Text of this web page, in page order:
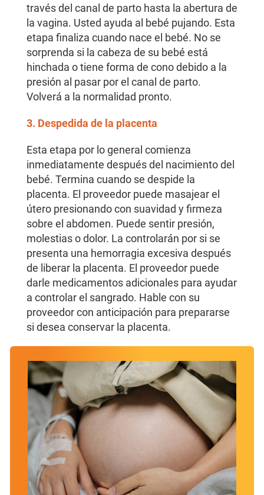
través del canal de parto hasta la abertura de
la vagina. Usted ayuda al bebé pujando. Esta
etapa finaliza cuando nace el bebé. No se
sorprenda si la cabeza de su bebé está
hinchada o tiene forma de cono debido a la
presión al pasar por el canal de parto.
Volverá a la normalidad pronto.
3. Despedida de la placenta
Esta etapa por lo general comienza
inmediatamente después del nacimiento del
bebé. Termina cuando se despide la
placenta. El proveedor puede masajear el
útero presionando con suavidad y firmeza
sobre el abdomen. Puede sentir presión,
molestias o dolor. La controlarán por si se
presenta una hemorragia excesiva después
de liberar la placenta. El proveedor puede
darle medicamentos adicionales para ayudar
a controlar el sangrado. Hable con su
proveedor con anticipación para prepararse
si desea conservar la placenta.